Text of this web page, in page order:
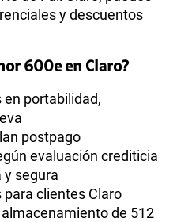
y descuentos
600e en Claro?
portabilidad,
postpago
evaluación crediticia
y segura
clientes Claro
de 512